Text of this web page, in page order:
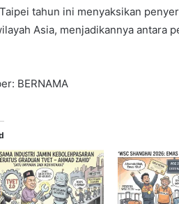
tahun ini menyaksikan
Asia, menjadikannya antara
BERNAMA